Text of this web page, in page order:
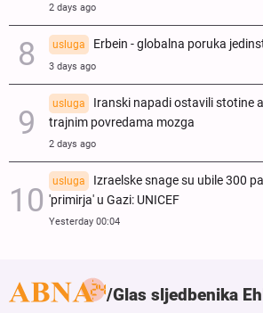
2 days ago
usluga Erbein - globalna poruka
3 days ago
usluga
Iranski napadi ostavili stotine
trajnim povredama mozga
2 days ago
usluga
Izraelske snage su ubile 300
'primirja' u Gazi: UNICEF
Yesterday 00:04
Glas sljedbenika